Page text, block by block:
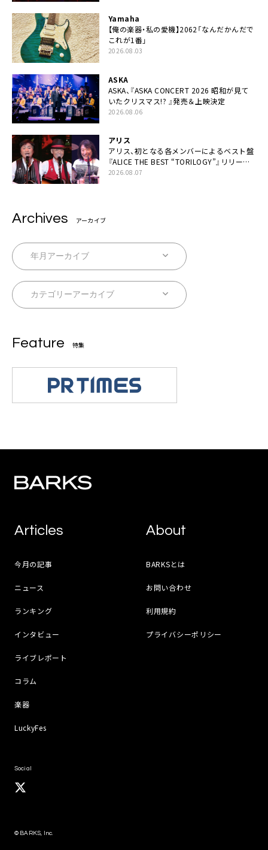
Yamaha
【俺の楽器・私の愛機】2062「なんだかんだで
これが1番」
2026.08.03
ASKA
ASKA、『ASKA CONCERT 2026 昭和が見て
いたクリスマス!? 』発売＆上映決定
2026.08.06
アリス
アリス、初となる各メンバーによるベスト盤
『ALICE THE BEST “TORILOGY”』リリース
決定
2026.08.07
Archives アーカイブ
Feature 特集
Articles
今月の記事
ニュース
ランキング
インタビュー
ライブレポート
コラム
楽器
LuckyFes
About
BARKSとは
お問い合わせ
利用規約
プライバシーポリシー
Social
© BARKS, Inc.